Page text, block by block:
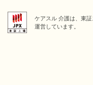
ケアスル 介護は、東
運営しています。